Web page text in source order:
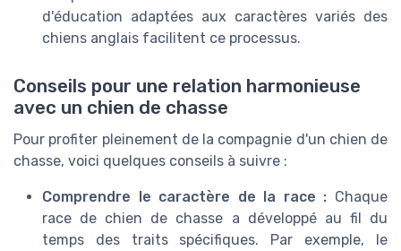
d'éducation adaptées aux caractères variés des
chiens anglais facilitent ce processus.
Conseils pour une relation harmonieuse
avec un chien de chasse
Pour profiter pleinement de la compagnie d'un chien de
chasse, voici quelques conseils à suivre :
Comprendre le caractère de la race : Chaque
race de chien de chasse a développé au fil du
temps des traits spécifiques. Par exemple, le